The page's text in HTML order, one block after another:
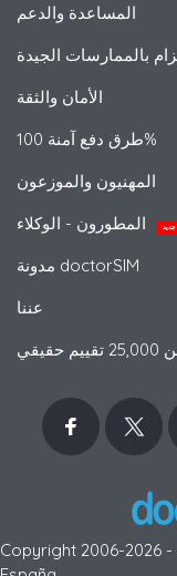
المساعدة والدعم
بالممارسات الجيدة
الأمان والثقة
طرق دفع آمنة 100%
المهنيون والموزعون
جديد
مدونة doctorSIM
عننا
Copyright 2006-2026 -